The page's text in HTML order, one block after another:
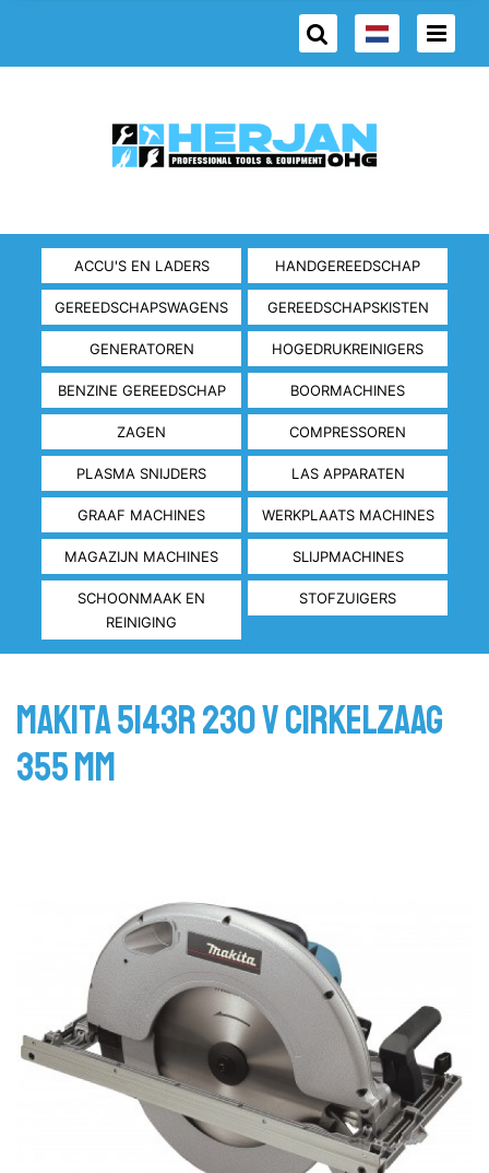
ACCU'S EN LADERS HANDGEREEDSCHAP
GEREEDSCHAPSWAGENS GEREEDSCHAPSKISTEN
GENERATOREN HOGEDRUKREINIGERS
BENZINE GEREEDSCHAP BOORMACHINES
ZAGEN COMPRESSOREN
PLASMA SNIJDERS LAS APPARATEN
GRAAF MACHINES WERKPLAATS MACHINES
MAGAZIJN MACHINES SLIJPMACHINES
SCHOONMAAK EN
REINIGING
STOFZUIGERS
Makita 5143R 230 V Cirkelzaag
355 mm